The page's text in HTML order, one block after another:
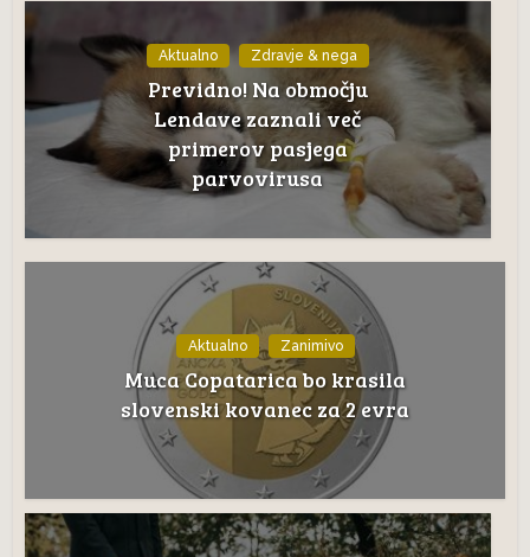
Aktualno Zdravje & nega
Previdno! Na območju
Lendave zaznali več
primerov pasjega
parvovirusa
Aktualno Zanimivo
Muca Copatarica bo krasila
slovenski kovanec za 2 evra